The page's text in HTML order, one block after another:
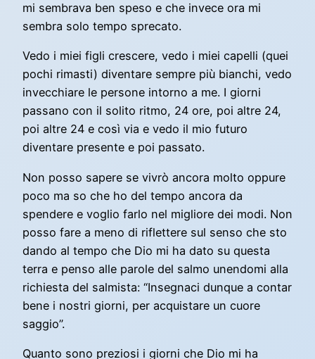
mi sembrava ben speso e che invece ora mi
sembra solo tempo sprecato.
Vedo i miei figli crescere, vedo i miei capelli (quei
pochi rimasti) diventare sempre più bianchi, vedo
invecchiare le persone intorno a me. I giorni
passano con il solito ritmo, 24 ore, poi altre 24,
poi altre 24 e così via e vedo il mio futuro
diventare presente e poi passato.
Non posso sapere se vivrò ancora molto oppure
poco ma so che ho del tempo ancora da
spendere e voglio farlo nel migliore dei modi. Non
posso fare a meno di riflettere sul senso che sto
dando al tempo che Dio mi ha dato su questa
terra e penso alle parole del salmo unendomi alla
richiesta del salmista: “Insegnaci dunque a contar
bene i nostri giorni, per acquistare un cuore
saggio”.
Quanto sono preziosi i giorni che Dio mi ha